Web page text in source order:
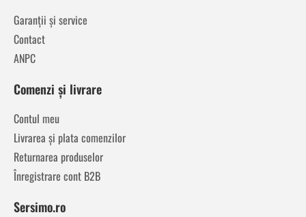
Garanții și service
Contact
ANPC
Comenzi și livrare
Contul meu
Livrarea și plata comenzilor
Returnarea produselor
Înregistrare cont B2B
Sersimo.ro